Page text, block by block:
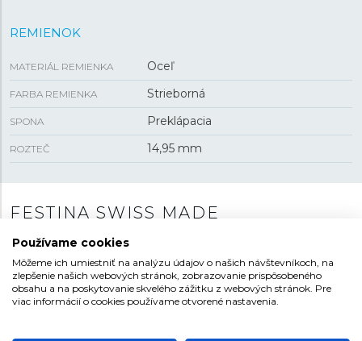
REMIENOK
MATERIÁL REMIENKA Oceľ
FARBA REMIENKA Strieborná
SPONA Preklápacia
ROZTEČ 14,95 mm
FESTINA SWISS MADE
Názov kolekcie nie je len tak hocijaký, pretože všetky
hodinky Festina SWISS MADE sú vyrobené podľa zásad
a pravidiel, vďaka ktorým sa týmto titulom môžu
nazývať. Kolekcia ponúka ako modely s quartzovým
Používame cookies
Môžeme ich umiestniť na analýzu údajov o našich návštevníkoch, na
zlepšenie našich webových stránok, zobrazovanie prispôsobeného
obsahu a na poskytovanie skvelého zážitku z webových stránok. Pre
viac informácií o cookies používame otvorené nastavenia.